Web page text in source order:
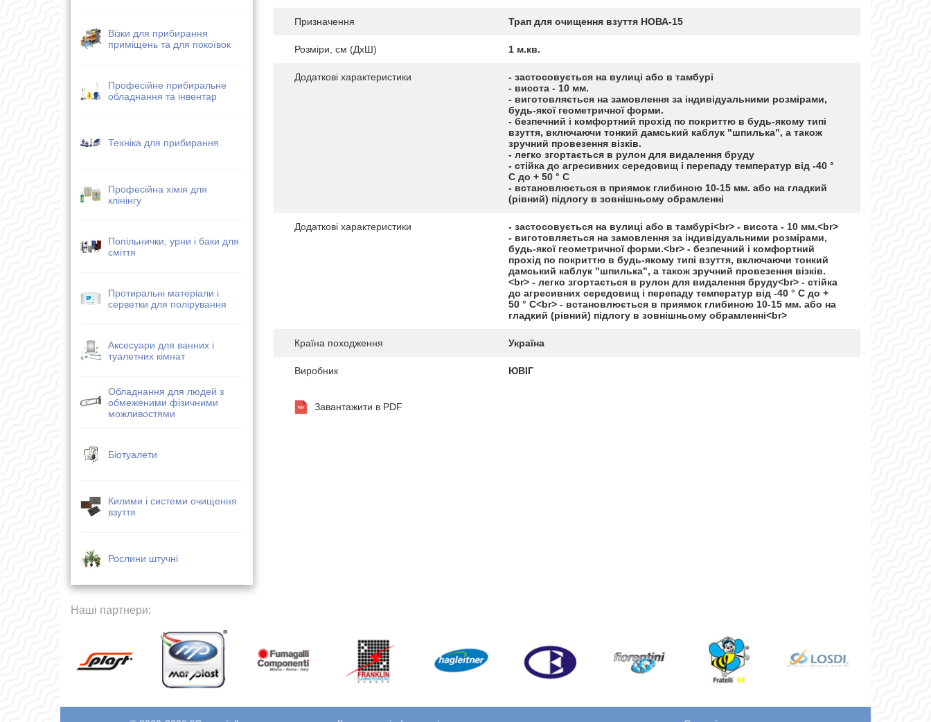
Візки для прибирання
приміщень та для покоївок
Професійне прибиральне
обладнання та інвентар
Техніка для прибирання
Професійна хімія для
клінінгу
Попільнички, урни і баки для
сміття
Протиральні матеріали і
серветки для полірування
Аксесуари для ванних і
туалетних кімнат
Обладнання для людей з
обмеженими фізичними
можливостями
Біотуалети
Килими і системи очищення
взуття
Рослини штучні
Призначення Трап для очищення взуття НОВА-15
Розміри, см (ДхШ) 1 м.кв.
Додаткові характеристики
- застосовується на вулиці або в тамбурі
- висота - 10 мм.
- виготовляється на замовлення за індивідуальними розмірами,
будь-якої геометричної форми.
- безпечний і комфортний прохід по покриттю в будь-якому типі
взуття, включаючи тонкий дамський каблук "шпилька", а також
зручний провезення візків.
- легко згортається в рулон для видалення бруду
- стійка до агресивних середовищ і перепаду температур від -40 °
С до + 50 ° С
- встановлюється в приямок глибиною 10-15 мм. або на гладкий
(рівний) підлогу в зовнішньому обрамленні
Додаткові характеристики
- застосовується на вулиці або в тамбурі<br> - висота - 10 мм.<br>
- виготовляється на замовлення за індивідуальними розмірами,
будь-якої геометричної форми.<br> - безпечний і комфортний
прохід по покриттю в будь-якому типі взуття, включаючи тонкий
дамський каблук "шпилька", а також зручний провезення візків.
<br> - легко згортається в рулон для видалення бруду<br> - стійка
до агресивних середовищ і перепаду температур від -40 ° С до +
50 ° С<br> - встановлюється в приямок глибиною 10-15 мм. або на
гладкий (рівний) підлогу в зовнішньому обрамленні<br>
Країна походження Україна
Виробник ЮВІГ
Завантажити в PDF
Наші партнери: